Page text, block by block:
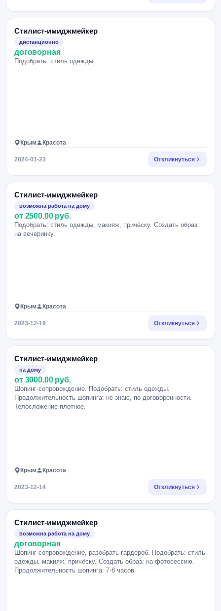
Стилист-имиджмейкер
дистанционно
договорная
Подобрать: стиль одежды.
Крым Красота
2024-01-23 Откликнуться
Стилист-имиджмейкер
возможна работа на дому
от 2500.00 руб.
Подобрать: стиль одежды, макияж, причёску. Создать образ:
на вечеринку.
Крым Красота
2023-12-19 Откликнуться
Стилист-имиджмейкер
на дому
от 3000.00 руб.
Шопинг-сопровождение. Подобрать: стиль одежды.
Продолжительность шопинга: не знаю, по договоренности.
Телосложение плотное.
Крым Красота
2023-12-14 Откликнуться
Стилист-имиджмейкер
возможна работа на дому
договорная
Шопинг-сопровождение, разобрать гардероб. Подобрать: стиль
одежды, макияж, причёску. Создать образ: на фотосессию.
Продолжительность шопинга: 7-8 часов.